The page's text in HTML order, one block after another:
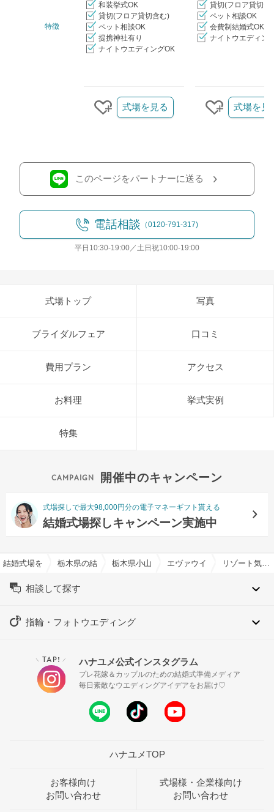
特徴
和装挙式OK
貸切(フロア貸切含む)
ペット相談OK
提携神社有り
ナイトウエディングOK
貸切(フロア貸切含
ペット相談OK
会費制結婚式OK
ナイトウエディン
クリップする
式場を見る
クリップす
式場を見
このページをパートナーに送る
電話相談 （0120-791-317)
平日10:30-19:00／土日祝10:00-19:00
式場トップ 写真
ブライダルフェア 口コミ
費用プラン アクセス
お料理 挙式実例
特集
開催中のキャンペーン
式場探しで最大98,000円分の電子マネーギフト貰える
結婚式場探しキャンペーン実施中
結婚式場を探すならハナユメ
栃木県の結婚式場一覧栃木県小山市の結婚式場一覧エヴァウイン小山プレミアム
相談して探す
指輪・フォトウエディング
＼ TAP! ／ ハナユメ公式インスタグラム
プレ花嫁＆カップルのための結婚式準備メディア
毎日素敵なウエディングアイデアをお届け♡
ハナユメTOP
お客様向け
お問い合わせ
式場様・企業様向け
お問い合わせ